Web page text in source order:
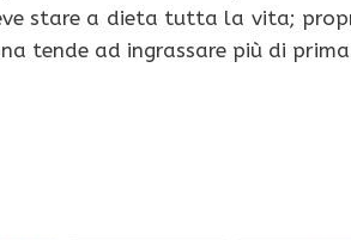
stare a dieta tutta la vita;
tende ad ingrassare più di